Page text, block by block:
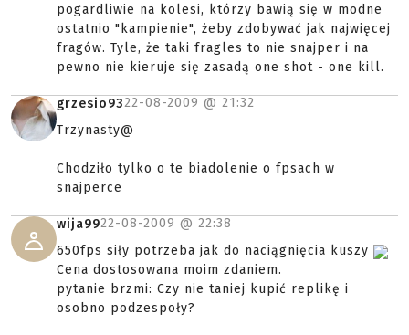
pogardliwie na kolesi, którzy bawią się w modne
ostatnio "kampienie", żeby zdobywać jak najwięcej
fragów. Tyle, że taki fragles to nie snajper i na
pewno nie kieruje się zasadą one shot - one kill.
grzesio9322-08-2009 @ 21:32
Trzynasty@
Chodziło tylko o te biadolenie o fpsach w
snajperce
wija9922-08-2009 @ 22:38
650fps siły potrzeba jak do naciągnięcia kuszy
Cena dostosowana moim zdaniem.
pytanie brzmi: Czy nie taniej kupić replikę i
osobno podzespoły?